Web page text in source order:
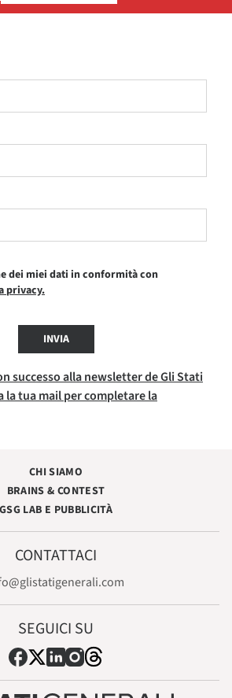
dei miei dati in conformità con
privacy.
INVIA
successo alla newsletter de Gli Stati
la tua mail per completare la
CHI SIAMO
BRAINS & CONTEST
GSG LAB E PUBBLICITÀ
CONTATTACI
SEGUICI SU